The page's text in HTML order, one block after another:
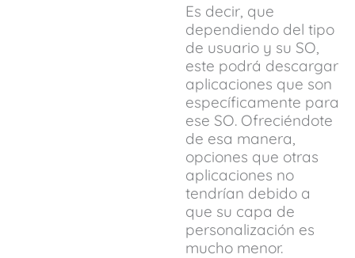
Es decir, que
dependiendo del tipo
de usuario y su SO,
este podrá descargar
aplicaciones que son
específicamente para
ese SO. Ofreciéndote
de esa manera,
opciones que otras
aplicaciones no
tendrían debido a
que su capa de
personalización es
mucho menor.